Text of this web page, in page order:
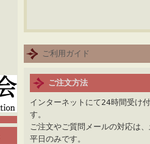
ご利用ガイド
ご注文方法
インターネットにて24時間受け
す。
ご注文やご質問メールの対応は
平日のみです。